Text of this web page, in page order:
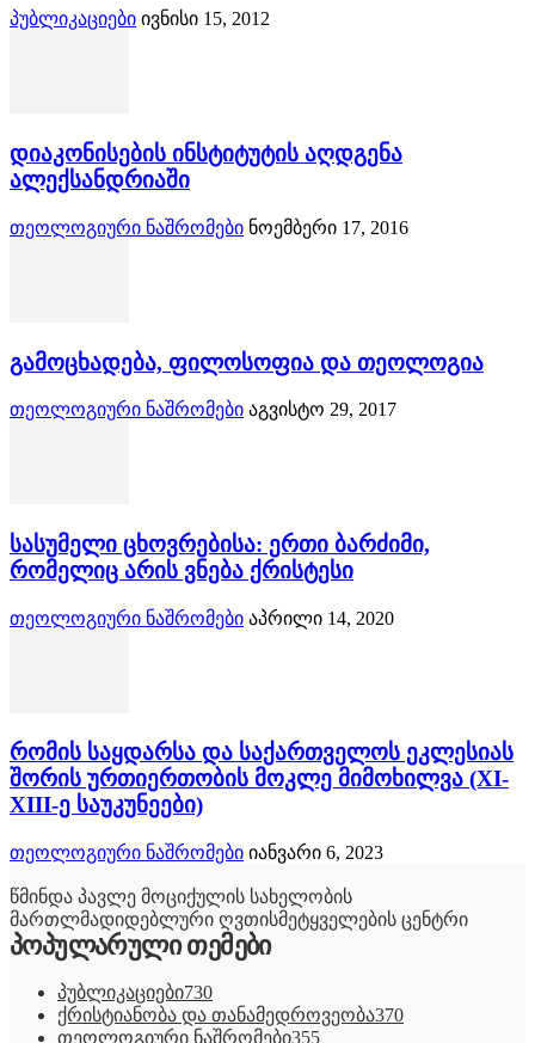
პუბლიკაციები ივნისი 15, 2012
დიაკონისების ინსტიტუტის აღდგენა
ალექსანდრიაში
თეოლოგიური ნაშრომები ნოემბერი 17, 2016
გამოცხადება, ფილოსოფია და თეოლოგია
თეოლოგიური ნაშრომები აგვისტო 29, 2017
სასუმელი ცხოვრებისა: ერთი ბარძიმი,
რომელიც არის ვნება ქრისტესი
თეოლოგიური ნაშრომები აპრილი 14, 2020
რომის საყდარსა და საქართველოს ეკლესიას
შორის ურთიერთობის მოკლე მიმოხილვა (XI-
XIII-ე საუკუნეები)
თეოლოგიური ნაშრომები იანვარი 6, 2023
წმინდა პავლე მოციქულის სახელობის
მართლმადიდებლური ღვთისმეტყველების ცენტრი
პოპულარული თემები
პუბლიკაციები730
ქრისტიანობა და თანამედროვეობა370
თეოლოგიური ნაშრომები355